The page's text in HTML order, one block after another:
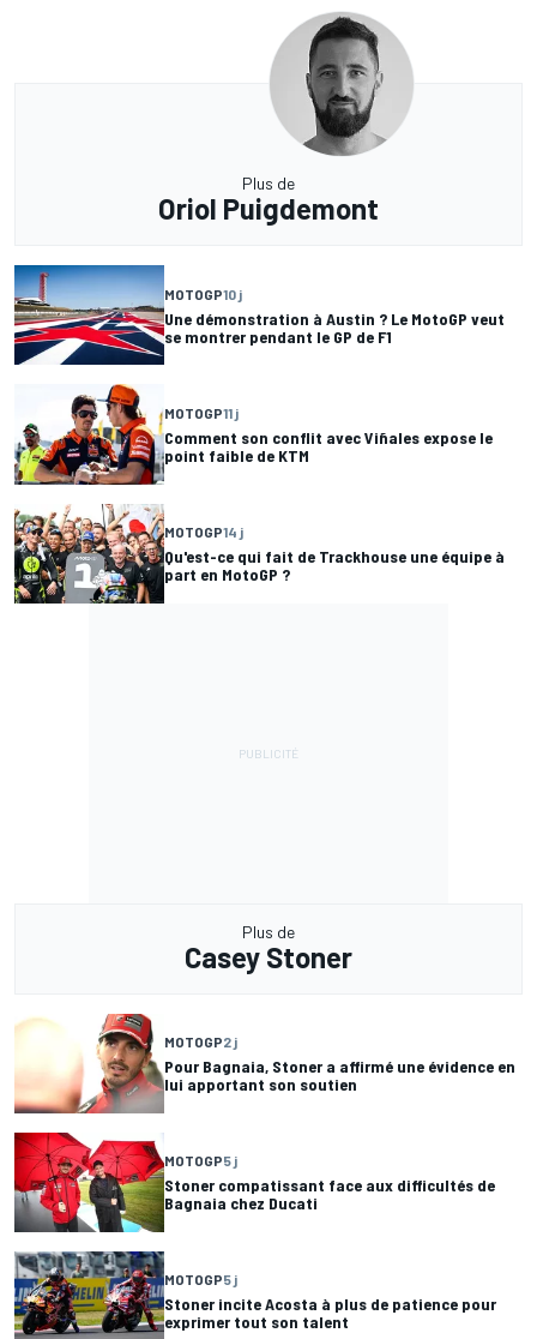
Plus de
Oriol Puigdemont
MOTOGP10 j
Une démonstration à Austin ? Le MotoGP veut
se montrer pendant le GP de F1
MOTOGP11 j
Comment son conflit avec Viñales expose le
point faible de KTM
MOTOGP14 j
Qu'est-ce qui fait de Trackhouse une équipe à
part en MotoGP ?
Plus de
Casey Stoner
MOTOGP2 j
Pour Bagnaia, Stoner a affirmé une évidence en
lui apportant son soutien
MOTOGP5 j
Stoner compatissant face aux difficultés de
Bagnaia chez Ducati
MOTOGP5 j
Stoner incite Acosta à plus de patience pour
exprimer tout son talent